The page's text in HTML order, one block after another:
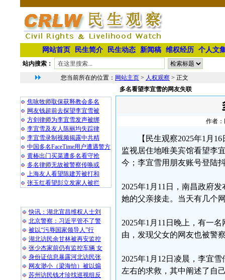
网站首页 民生简介 民生动态 新闻稿 维权经历 个人文
站内搜索：
您当前所在的位置： 网站主页 > 人权观察 > 正文
焦咏牧师取保获释教会多名
网友钱超前去探望李宜雪被
方剑律师为李宜雪发声被绑
李宜雪及友人陈丽均失踪律
李宜雪录制视频揭露中共精
中国多名FaceTime用户遭遇警方
黄椿出门买菜遭多名看守抢
多名律师无故被警察传唤或
上海友人看望陈建芳被打和
张玉红看望彭立发家人被拦
快讯：湖北宜昌维权人士刘
北京警察：习近平管不了警
被以“污辱国家领导人”行
湖北访民余甘林被再安监控
张少杰家前仍有监控车辆 女
身份证信息暴露河北访民张
网友渺小（梁海怡）被以煽
苏州访民钱才珍找巡视组反
多名看望李宜雪的网友失联
作者：
【民生观察2025年1月
监视居住地唯美宾馆看望李
今；李宜雪用朋友账号登陆
2025年1月11日，南昌政府
她的父亲接走。当天有几个
2025年1月11日晚上，有一
由，发现父女的网友也被警
2025年1月12日凌晨，李宜
左右的求救，其中阐述了自